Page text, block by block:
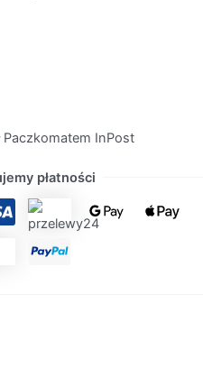
Paczkomatem InPost
płatności